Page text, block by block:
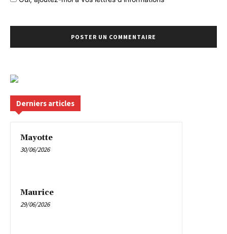
Derniers articles
Mayotte
30/06/2026
Maurice
29/06/2026